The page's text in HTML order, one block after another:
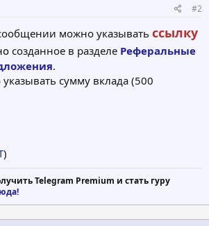
#2
можно указывать ссылку
созданное в разделе Реферальные
.
сумму вклада (500
)
Telegram Premium и стать гуру